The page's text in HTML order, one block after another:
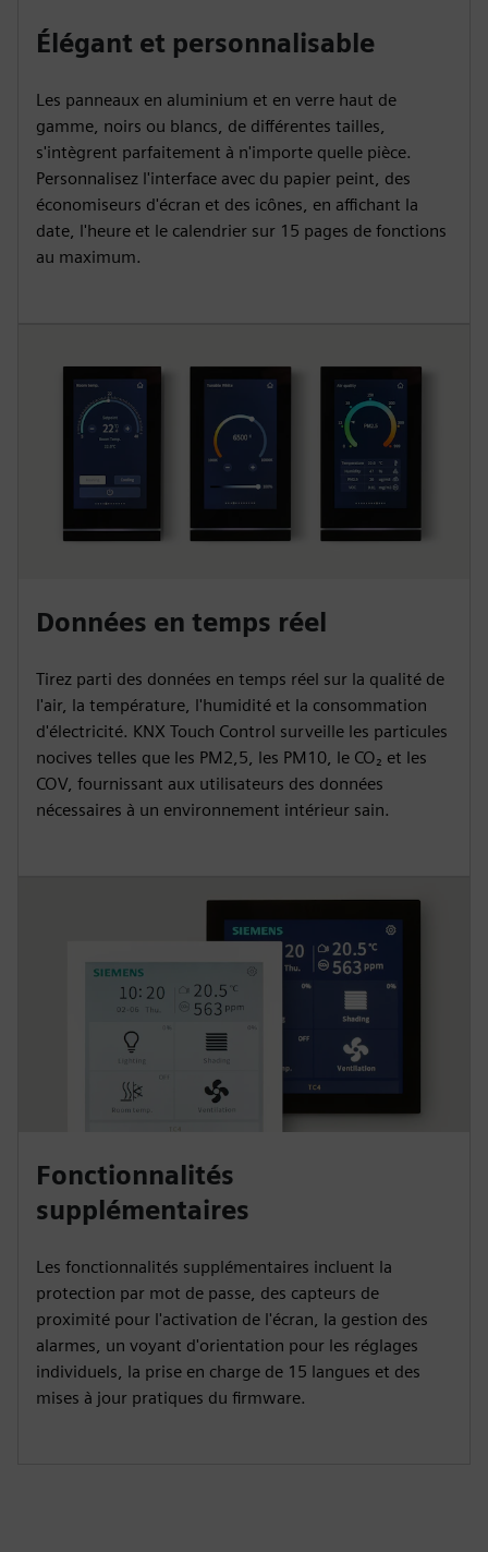
Élégant et personnalisable
Les panneaux en aluminium et en verre haut de
gamme, noirs ou blancs, de différentes tailles,
s'intègrent parfaitement à n'importe quelle pièce.
Personnalisez l'interface avec du papier peint, des
économiseurs d'écran et des icônes, en affichant la
date, l'heure et le calendrier sur 15 pages de fonctions
au maximum.
Données en temps réel
Tirez parti des données en temps réel sur la qualité de
l'air, la température, l'humidité et la consommation
d'électricité. KNX Touch Control surveille les particules
nocives telles que les PM2,5, les PM10, le CO₂ et les
COV, fournissant aux utilisateurs des données
nécessaires à un environnement intérieur sain.
Fonctionnalités
supplémentaires
Les fonctionnalités supplémentaires incluent la
protection par mot de passe, des capteurs de
proximité pour l'activation de l'écran, la gestion des
alarmes, un voyant d'orientation pour les réglages
individuels, la prise en charge de 15 langues et des
mises à jour pratiques du firmware.